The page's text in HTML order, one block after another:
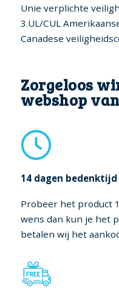
Unie verplichte
3.UL/CUL
Canadese
Zorgeloos
webshop
14 dagen bedenktijd
Probeer het product
wens dan kun je het
betalen wij het